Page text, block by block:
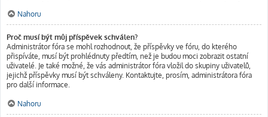
Nahoru
Proč musí být můj příspěvek schválen?
Administrátor fóra se mohl rozhodnout, že příspěvky ve fóru, do kterého
přispíváte, musí být prohlédnuty předtím, než je budou moci zobrazit ostatní
uživatelé. Je také možné, že vás administrátor fóra vložil do skupiny uživatelů,
jejichž příspěvky musí být schváleny. Kontaktujte, prosím, administrátora fóra
pro další informace.
Nahoru